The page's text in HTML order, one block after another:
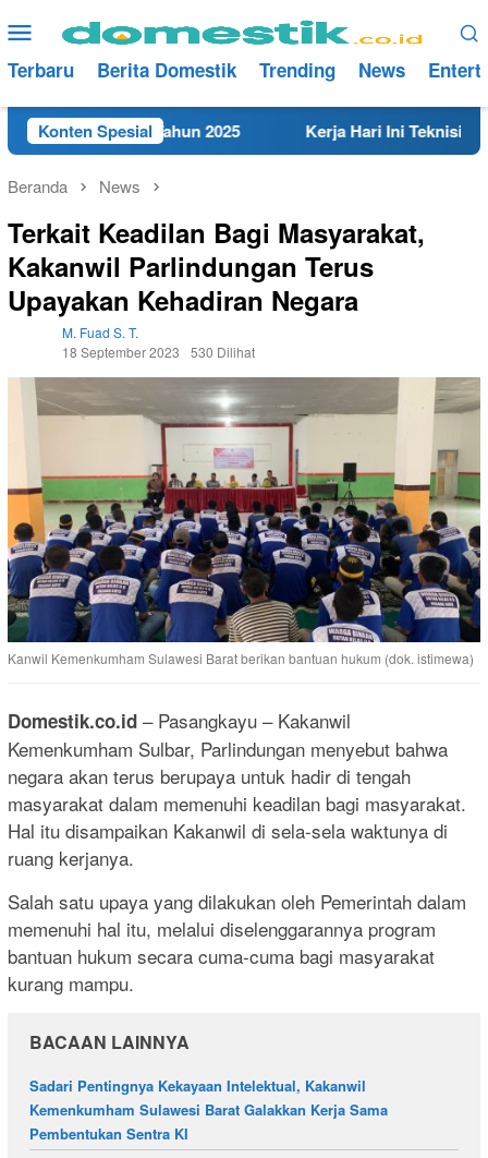
ke
konten
Menu
Mobile
Terbaru Berita Domestik Trending News
Konten Spesial
Rembang Tahun 2025 Kerja Hari Ini Teknisi/
Beranda News
Terkait Keadilan Bagi Masyarakat,
Kakanwil Parlindungan Terus
Upayakan Kehadiran Negara
M. Fuad S. T.
18 September 2023
530 Dilihat
Kanwil Kemenkumham Sulawesi Barat berikan bantuan hukum (dok. istimewa)
Domestik.co.id – Pasangkayu – Kakanwil
Kemenkumham Sulbar, Parlindungan menyebut bahwa
negara akan terus berupaya untuk hadir di tengah
masyarakat dalam memenuhi keadilan bagi masyarakat.
Hal itu disampaikan Kakanwil di sela-sela waktunya di
ruang kerjanya.
Salah satu upaya yang dilakukan oleh Pemerintah dalam
memenuhi hal itu, melalui diselenggarannya program
bantuan hukum secara cuma-cuma bagi masyarakat
kurang mampu.
BACAAN LAINNYA
Sadari Pentingnya Kekayaan Intelektual, Kakanwil
Kemenkumham Sulawesi Barat Galakkan Kerja Sama
Pembentukan Sentra KI